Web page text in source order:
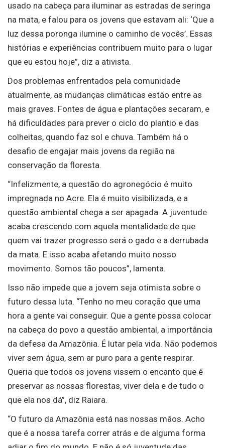
usado na cabeça para iluminar as estradas de seringa
na mata, e falou para os jovens que estavam ali: ‘Que a
luz dessa poronga ilumine o caminho de vocês’. Essas
histórias e experiências contribuem muito para o lugar
que eu estou hoje”, diz a ativista.
Dos problemas enfrentados pela comunidade
atualmente, as mudanças climáticas estão entre as
mais graves. Fontes de água e plantações secaram, e
há dificuldades para prever o ciclo do plantio e das
colheitas, quando faz sol e chuva. Também há o
desafio de engajar mais jovens da região na
conservação da floresta.
“Infelizmente, a questão do agronegócio é muito
impregnada no Acre. Ela é muito visibilizada, e a
questão ambiental chega a ser apagada. A juventude
acaba crescendo com aquela mentalidade de que
quem vai trazer progresso será o gado e a derrubada
da mata. E isso acaba afetando muito nosso
movimento. Somos tão poucos”, lamenta.
Isso não impede que a jovem seja otimista sobre o
futuro dessa luta. “Tenho no meu coração que uma
hora a gente vai conseguir. Que a gente possa colocar
na cabeça do povo a questão ambiental, a importância
da defesa da Amazônia. É lutar pela vida. Não podemos
viver sem água, sem ar puro para a gente respirar.
Queria que todos os jovens vissem o encanto que é
preservar as nossas florestas, viver dela e de tudo o
que ela nos dá”, diz Raiara.
“O futuro da Amazônia está nas nossas mãos. Acho
que é a nossa tarefa correr atrás e de alguma forma